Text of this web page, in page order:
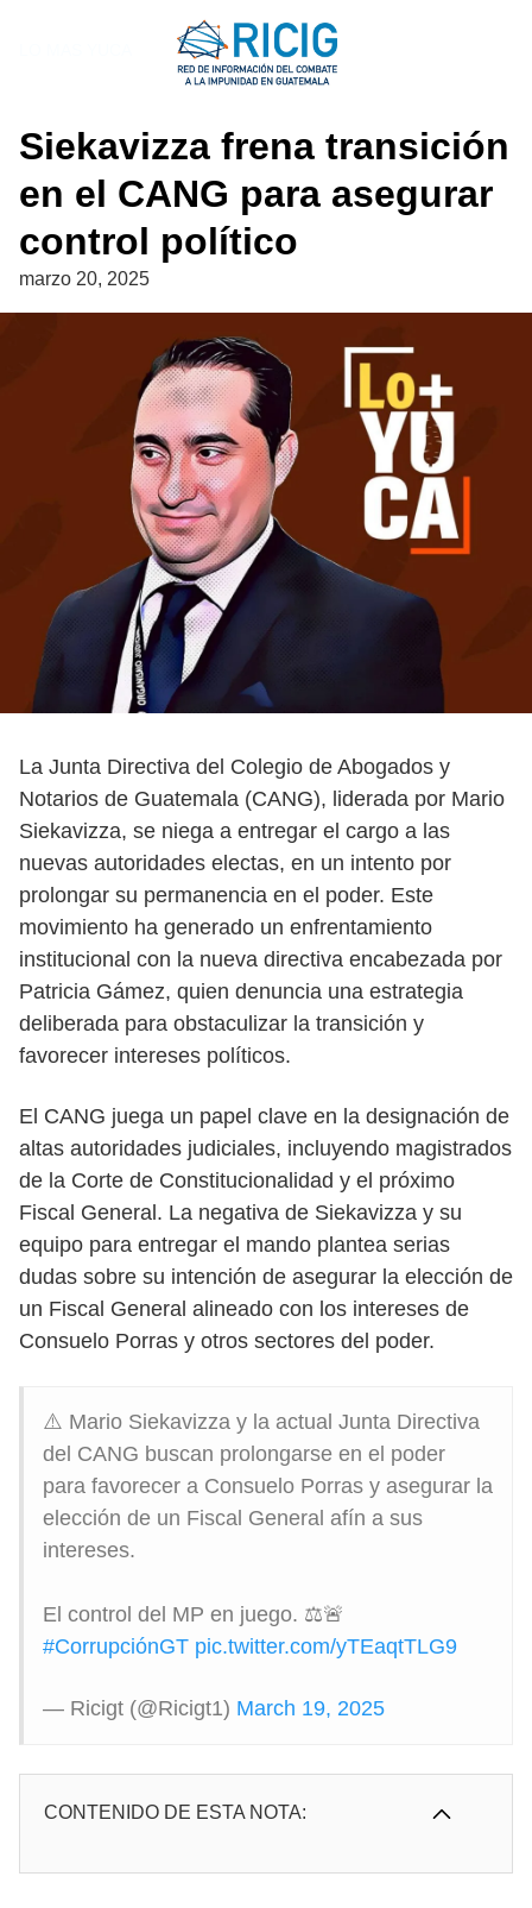
Siekavizza frena transición
en el CANG para asegurar
control político
marzo 20, 2025
La Junta Directiva del Colegio de Abogados y
Notarios de Guatemala (CANG), liderada por Mario
Siekavizza, se niega a entregar el cargo a las
nuevas autoridades electas, en un intento por
prolongar su permanencia en el poder. Este
movimiento ha generado un enfrentamiento
institucional con la nueva directiva encabezada por
Patricia Gámez, quien denuncia una estrategia
deliberada para obstaculizar la transición y
favorecer intereses políticos.
El CANG juega un papel clave en la designación de
altas autoridades judiciales, incluyendo magistrados
de la Corte de Constitucionalidad y el próximo
Fiscal General. La negativa de Siekavizza y su
equipo para entregar el mando plantea serias
dudas sobre su intención de asegurar la elección de
un Fiscal General alineado con los intereses de
Consuelo Porras y otros sectores del poder.
⚠️ Mario Siekavizza y la actual Junta Directiva
del CANG buscan prolongarse en el poder
para favorecer a Consuelo Porras y asegurar la
elección de un Fiscal General afín a sus
intereses.
El control del MP en juego. ⚖️🚨
#CorrupciónGT pic.twitter.com/yTEaqtTLG9
— Ricigt (@Ricigt1) March 19, 2025
CONTENIDO DE ESTA NOTA: